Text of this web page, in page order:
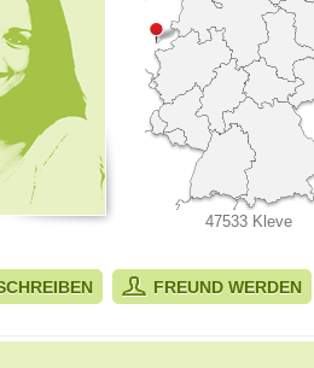
47533 Kleve
FREUND WERDEN